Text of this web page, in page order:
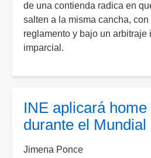
para
emparejar
la
cancha
de una contienda radica en
salten a la misma cancha, con
reglamento y bajo un arbitraje
imparcial.
INE aplicará home
durante el Mundial
Jimena Ponce